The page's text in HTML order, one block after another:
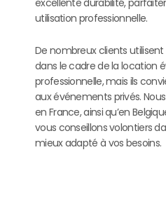
utilisation professionnelle.
De nombreux clients
dans le cadre de la location
professionnelle, mais ils
aux événements privés.
en France, ainsi qu’en
vous conseillons volontiers
mieux adapté à vos besoins.